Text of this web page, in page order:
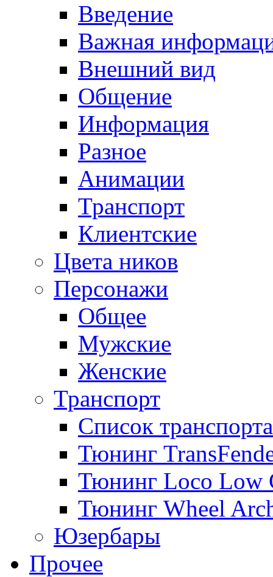
Введение
Важная
Внешний вид
Общение
Информация
Разное
Анимации
Транспорт
Клиентские
Цвета ников
Персонажи
Общее
Мужские
Женские
Транспорт
Список транспорта
Тюнинг
Тюнинг Loco Low
Тюнинг Wheel
Юзербары
Прочее